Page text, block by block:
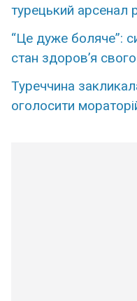
турецький арсенал
“Це дуже боляче”:
стан здоров’я
Туреччина
оголосити